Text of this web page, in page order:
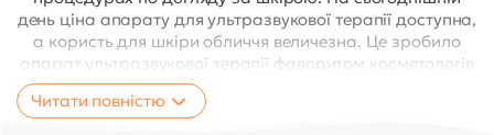
день ціна апарату для ультразвукової терапії доступна,
а користь для шкіри обличчя величезна. Це зробило
апарат ультразвукової терапії фаворитом косметологів
в Україні і в Києві.
Читати повністю